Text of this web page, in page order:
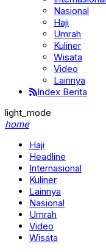
Nasional
Haji
Umrah
Kuliner
Wisata
Video
Lainnya
Index Berita
light_mode
home
Haji
Headline
Internasional
Kuliner
Lainnya
Nasional
Umrah
Video
Wisata